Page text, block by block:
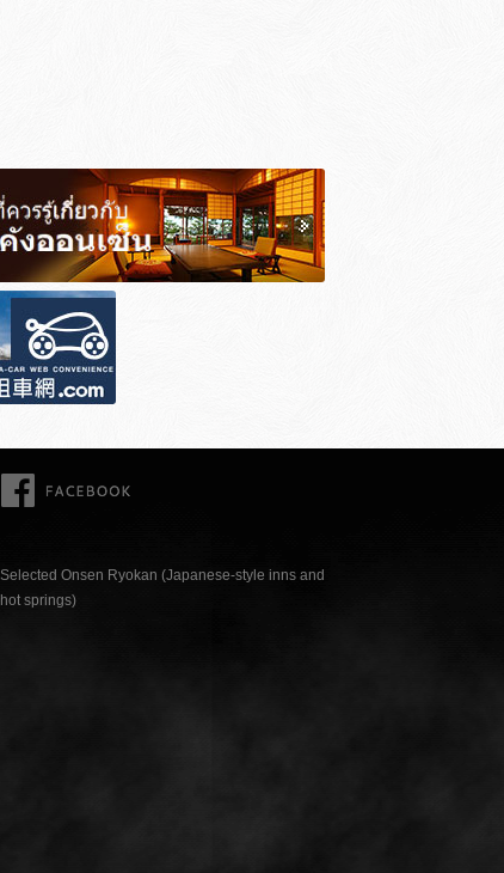
Selected Onsen Ryokan (Japanese-style inns and
hot springs)